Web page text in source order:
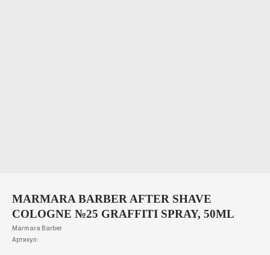
MARMARA BARBER AFTER SHAVE
COLOGNE №25 GRAFFITI SPRAY, 50ML
Marmara Barber
Артикул: